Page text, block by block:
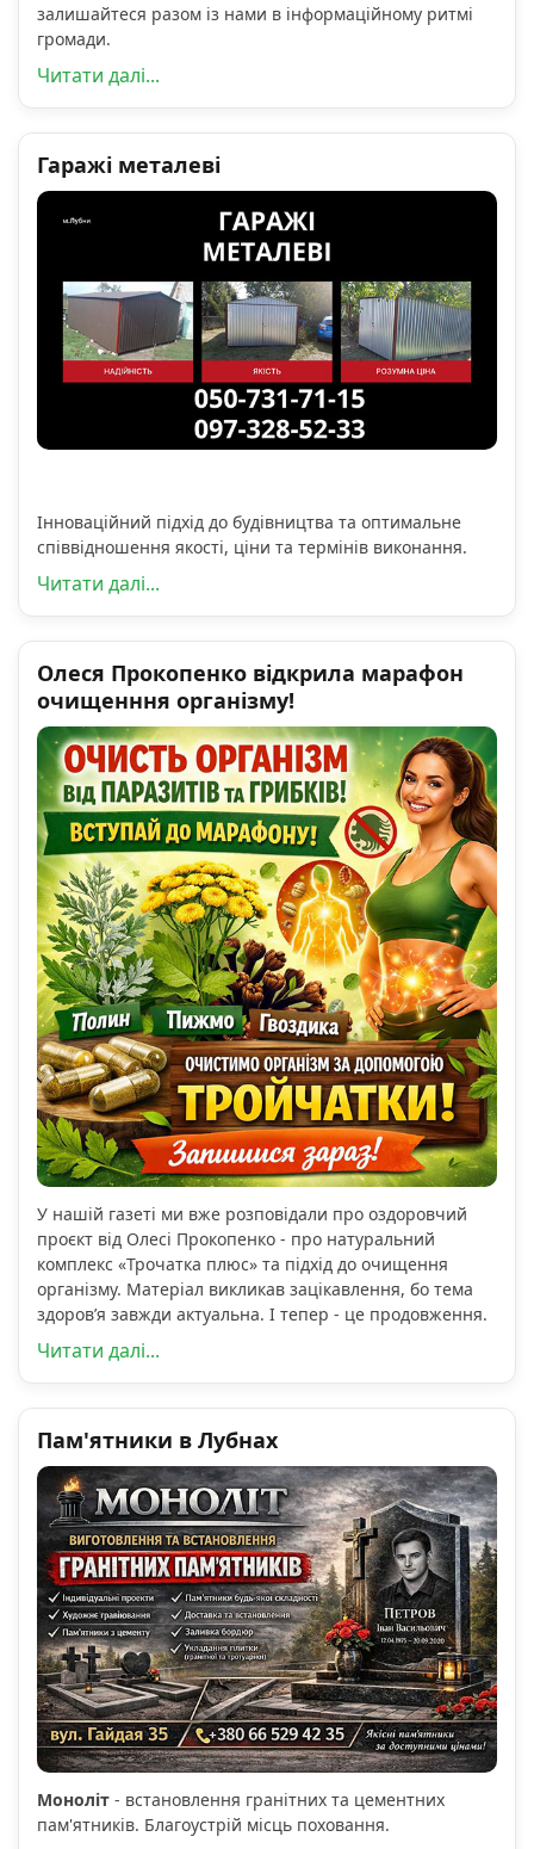
залишайтеся разом із нами в інформаційному ритмі
громади.
Читати далі...
Гаражі металеві
Інноваційний підхід до будівництва та оптимальне
співвідношення якості, ціни та термінів виконання.
Читати далі...
Олеся Прокопенко відкрила марафон
очищенння організму!
У нашій газеті ми вже розповідали про оздоровчий
проєкт від Олесі Прокопенко - про натуральний
комплекс «Трочатка плюс» та підхід до очищення
організму. Матеріал викликав зацікавлення, бо тема
здоров’я завжди актуальна. І тепер - це продовження.
Читати далі...
Пам'ятники в Лубнах
Моноліт - встановлення гранітних та цементних
пам'ятників. Благоустрій місць поховання.